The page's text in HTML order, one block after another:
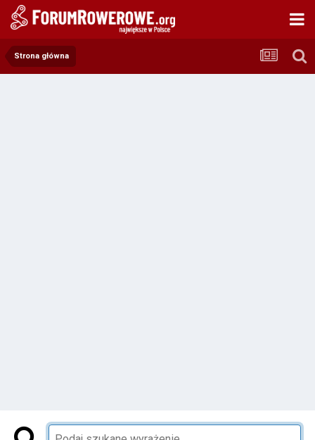
Strona główna